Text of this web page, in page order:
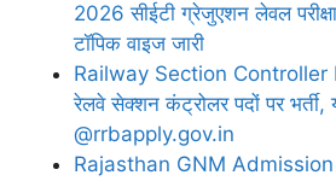
2026 सीईटी ग्रेजुएशन लेवल
टॉपिक वाइज जारी
Railway Section
रेलवे सेक्शन कंट्रोलर पदों पर भर्ती,
@rrbapply.gov.in
Rajasthan GNM Admission